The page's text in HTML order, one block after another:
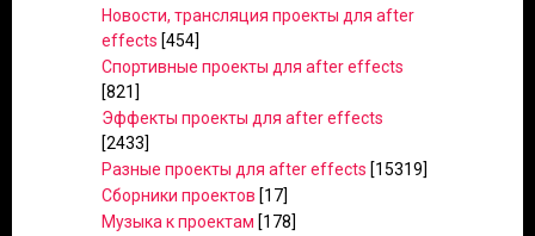
Новости, трансляция проекты для after
effects [454]
Спортивные проекты для after effects
[821]
Эффекты проекты для after effects
[2433]
Разные проекты для after effects [15319]
Сборники проектов [17]
Музыка к проектам [178]